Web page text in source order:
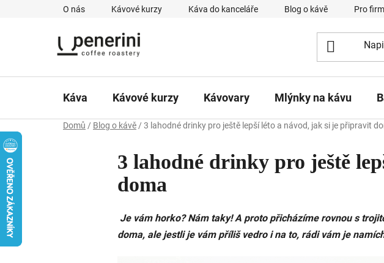
O nás Kávové kurzy Káva do kanceláře Blog o kávě Pro
Káva Kávové kurzy Kávovary Mlýnky na kávu
Domů / Blog o kávě / 3 lahodné drinky pro ještě lepší léto a návod, jak si je připravit
3 lahodné drinky pro ještě
doma
Je vám horko? Nám taky! A proto přicházíme rovnou s
doma, ale jestli je vám příliš vedro i na to, rádi vám je